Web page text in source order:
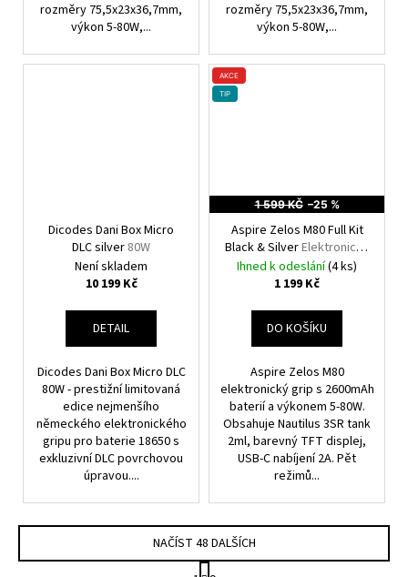
rozměry 75,5x23x36,7mm,
výkon 5-80W,...
rozměry 75,5x23x36,7mm,
výkon 5-80W,...
Dicodes Dani Box Micro
DLC silver 80W
Není skladem
10 199 Kč
DETAIL
Dicodes Dani Box Micro DLC
80W - prestižní limitovaná
edice nejmenšího
německého elektronického
gripu pro baterie 18650 s
exkluzivní DLC povrchovou
úpravou....
AKCE
TIP
1 599 KČ –25 %
Aspire Zelos M80 Full Kit
Black & SilverElektronický
Grip
Ihned k odeslání(4 ks)
1 199 Kč
DO KOŠÍKU
Aspire Zelos M80
elektronický grip s 2600mAh
baterií a výkonem 5-80W.
Obsahuje Nautilus 3SR tank
2ml, barevný TFT displej,
USB-C nabíjení 2A. Pět
režimů...
NAČÍST 48 DALŠÍCH
S